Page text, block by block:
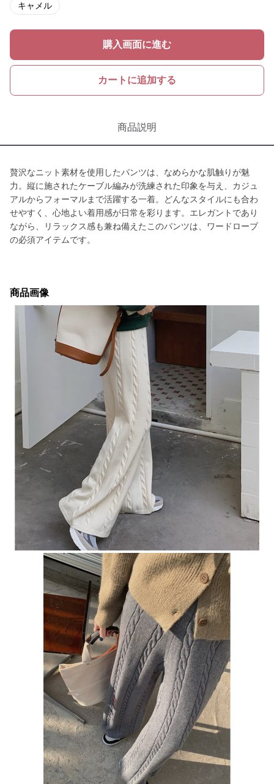
キャメル
購入画面に進む
カートに追加する
商品説明
贅沢なニット素材を使用したパンツは、なめらかな肌触りが魅
力。縦に施されたケーブル編みが洗練された印象を与え、カジュ
アルからフォーマルまで活躍する一着。どんなスタイルにも合わ
せやすく、心地よい着用感が日常を彩ります。エレガントであり
ながら、リラックス感も兼ね備えたこのパンツは、ワードローブ
の必須アイテムです。
商品画像